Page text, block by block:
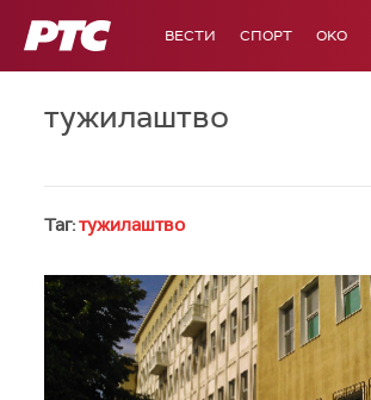
РТС ВЕСТИ СПОРТ OKO
тужилаштво
Таг:тужилаштво